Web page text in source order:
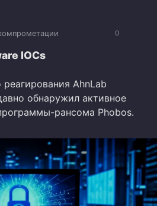
0
IOCs
AhnLab
обнаружил активное
рансома Phobos.